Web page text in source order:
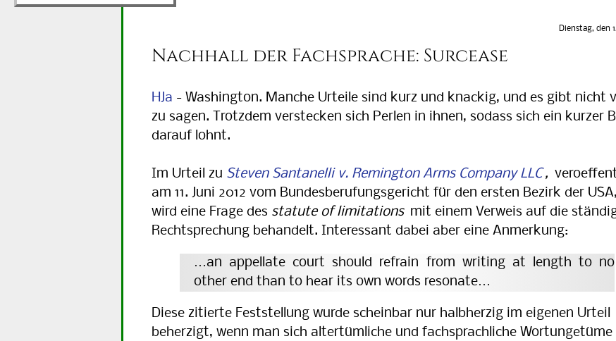
Dienstag, den
Nachhall der Fachsprache: Surcease
HJa - Washington. Manche Urteile sind kurz und knackig, und es gibt nicht
zu sagen. Trotzdem verstecken sich Perlen in ihnen, sodass sich ein kurzer
darauf lohnt.
Im Urteil zu Steven Santanelli v. Remington Arms Company LLC ,
am 11. Juni 2012 vom Bundesberufungsgericht für den ersten Bezirk der USA,
wird eine Frage des statute of limitations mit einem Verweis auf die
Rechtsprechung behandelt. Interessant dabei aber eine Anmerkung:
…an appellate court should refrain from writing at length to no
other end than to hear its own words resonate…
Diese zitierte Feststellung wurde scheinbar nur halbherzig im eigenen Urteil
beherzigt, wenn man sich altertümliche und fachsprachliche Wortungetüme